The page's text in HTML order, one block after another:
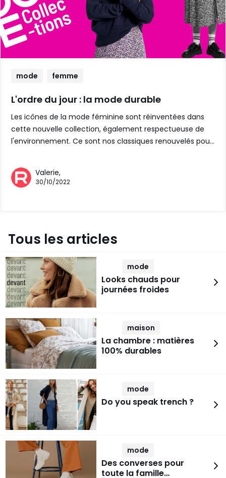
mode femme
L'ordre du jour : la mode durable
Les icônes de la mode féminine sont réinventées dans
cette nouvelle collection, également respectueuse de
l'environnement. Ce sont nos classiques renouvelés pou…
Valerie,
30/10/2022
Tous les articles
mode
Looks chauds pour
journées froides
maison
La chambre : matières
100% durables
mode
Do you speak trench ?
mode
Des converses pour
toute la famille…